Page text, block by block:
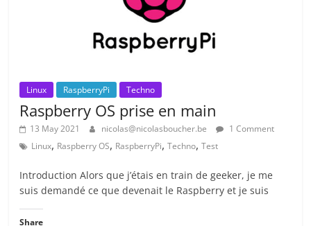
Linux RaspberryPi Techno
Raspberry OS prise en main
13 May 2021 nicolas@nicolasboucher.be
1 Comment
Linux, Raspberry OS, RaspberryPi,Techno,Test
Introduction Alors que j’étais en train de geeker, je me
suis demandé ce que devenait le Raspberry et je suis
Share